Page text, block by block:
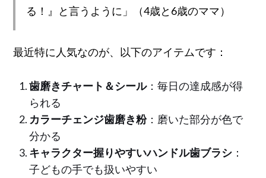
る！』と言うように」（4歳と6歳のママ）
最近特に人気なのが、以下のアイテムです：
歯磨きチャート＆シール：毎日の達成感が得
られる
カラーチェンジ歯磨き粉：磨いた部分が色で
分かる
キャラクター握りやすいハンドル歯ブラシ ：
子どもの手でも扱いやすい